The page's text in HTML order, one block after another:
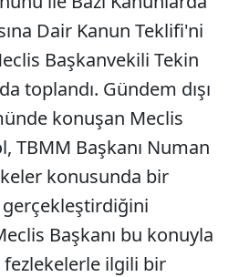
Dair Kanun Teklifi'ni
Başkanvekili Tekin
toplandı. Gündem dışı
konuşan Meclis
TBMM Başkanı Numan
konusunda bir
Başkanı bu konuyla
ilgili bir